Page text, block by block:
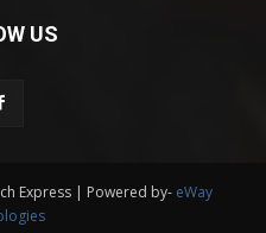
US
Express | Powered by- eWay